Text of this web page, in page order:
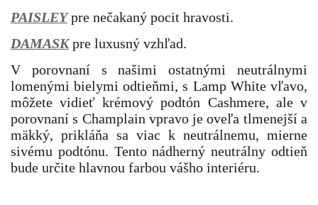
PAISLEYpre nečakaný pocit hravosti.
DAMASKpre luxusný vzhľad.
V porovnaní s našimi ostatnými neutrálnymi
lomenými bielymi odtieňmi, s Lamp White vľavo,
môžete vidieť krémový podtón Cashmere, ale v
porovnaní s Champlain vpravo je oveľa tlmenejší a
mäkký, prikláňa sa viac k neutrálnemu, mierne
sivému podtónu. Tento nádherný neutrálny odtieň
bude určite hlavnou farbou vášho interiéru.